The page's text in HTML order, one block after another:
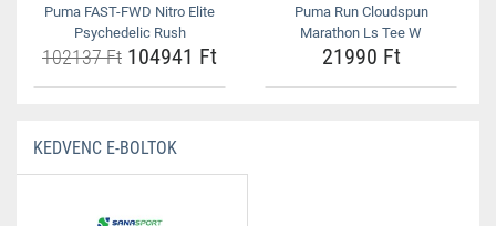
Puma FAST-FWD Nitro Elite
Psychedelic Rush
102137 Ft 104941 Ft
Puma Run Cloudspun
Marathon Ls Tee W
21990 Ft
KEDVENC E-BOLTOK